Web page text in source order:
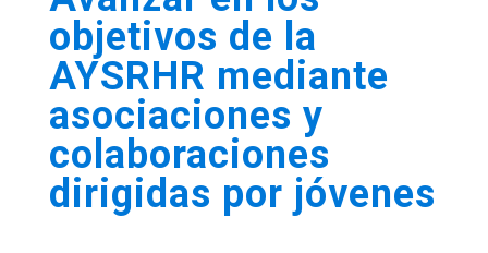
objetivos de la
AYSRHR mediante
asociaciones y
colaboraciones
dirigidas por jóvenes